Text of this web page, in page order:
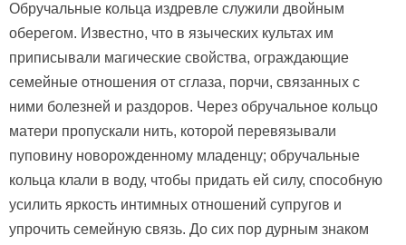
Обручальные кольца издревле служили двойным
оберегом. Известно, что в языческих культах им
приписывали магические свойства, ограждающие
семейные отношения от сглаза, порчи, связанных с
ними болезней и раздоров. Через обручальное кольцо
матери пропускали нить, которой перевязывали
пуповину новорожденному младенцу; обручальные
кольца клали в воду, чтобы придать ей силу, способную
усилить яркость интимных отношений супругов и
упрочить семейную связь. До сих пор дурным знаком